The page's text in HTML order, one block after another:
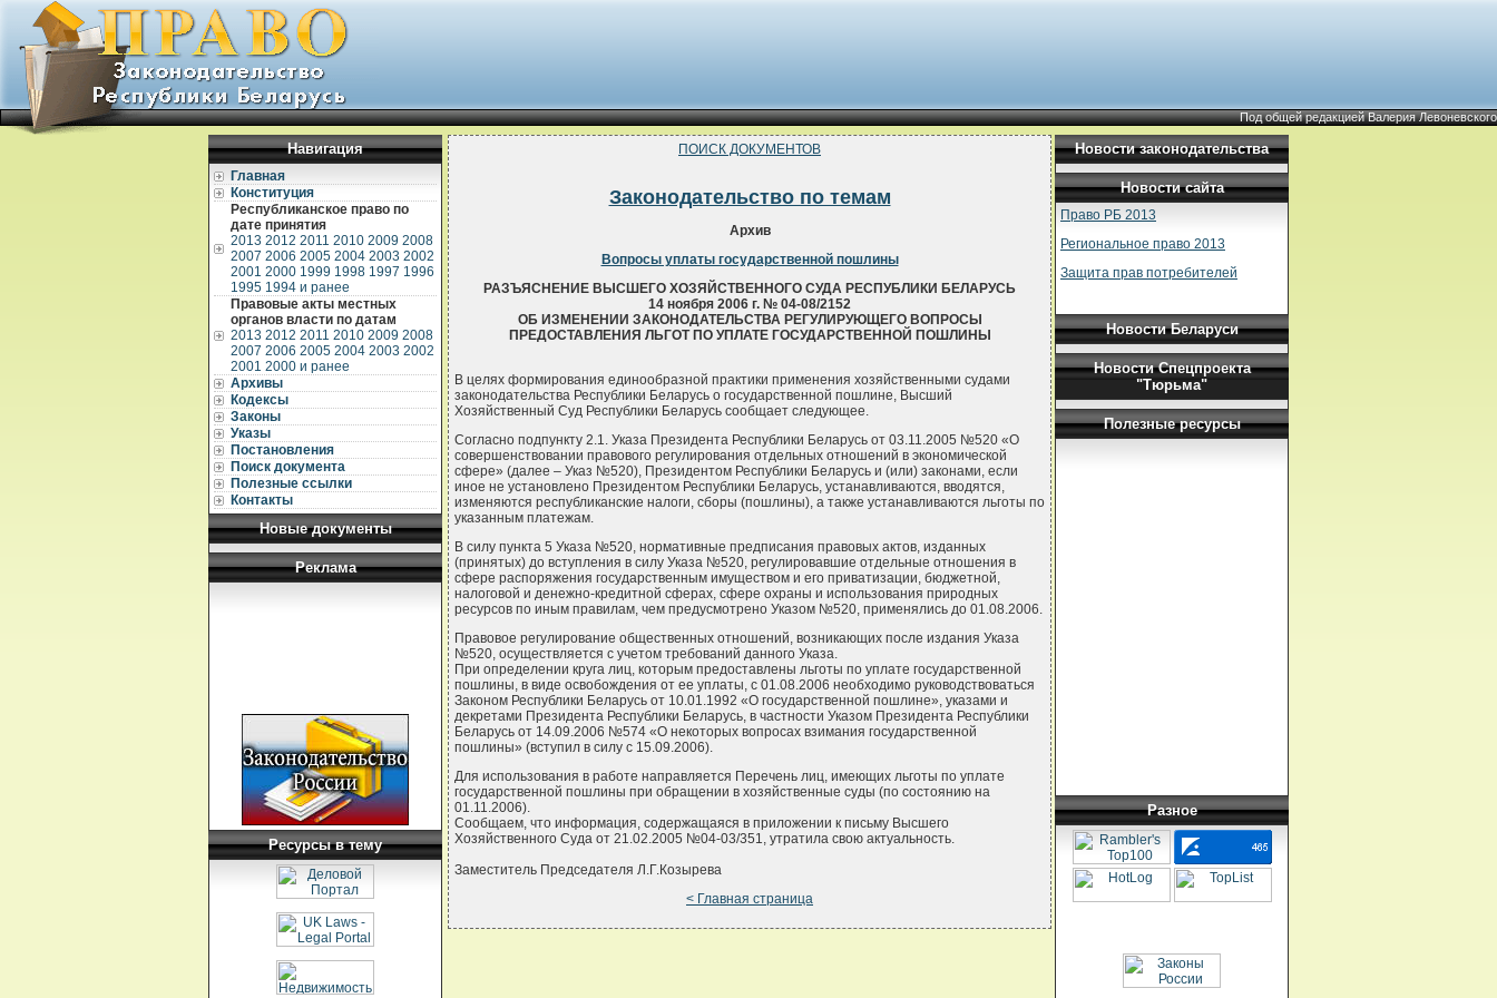
Под общей редакцией Валерия Левоневского
Навигация
Главная
Конституция
Республиканское право по
дате принятия
2013 2012 2011 2010 2009 2008
2007 2006 2005 2004 2003 2002
2001 2000 1999 1998 1997 1996
1995 1994 и ранее
Правовые акты местных
органов власти по датам
2013 2012 2011 2010 2009 2008
2007 2006 2005 2004 2003 2002
2001 2000 и ранее
Архивы
Кодексы
Законы
Указы
Постановления
Поиск документа
Полезные ссылки
Контакты
Новые документы
Реклама
Ресурсы в тему
ПОИСК ДОКУМЕНТОВ
Законодательство по темам
Архив
Вопросы уплаты государственной пошлины
РАЗЪЯСНЕНИЕ ВЫСШЕГО ХОЗЯЙСТВЕННОГО СУДА РЕСПУБЛИКИ БЕЛАРУСЬ
14 ноября 2006 г. № 04-08/2152
ОБ ИЗМЕНЕНИИ ЗАКОНОДАТЕЛЬСТВА РЕГУЛИРУЮЩЕГО ВОПРОСЫ
ПРЕДОСТАВЛЕНИЯ ЛЬГОТ ПО УПЛАТЕ ГОСУДАРСТВЕННОЙ ПОШЛИНЫ
В целях формирования единообразной практики применения хозяйственными судами
законодательства Республики Беларусь о государственной пошлине, Высший
Хозяйственный Суд Республики Беларусь сообщает следующее.
Согласно подпункту 2.1. Указа Президента Республики Беларусь от 03.11.2005 №520 «О
совершенствовании правового регулирования отдельных отношений в экономической
сфере» (далее – Указ №520), Президентом Республики Беларусь и (или) законами, если
иное не установлено Президентом Республики Беларусь, устанавливаются, вводятся,
изменяются республиканские налоги, сборы (пошлины), а также устанавливаются льготы по
указанным платежам.
В силу пункта 5 Указа №520, нормативные предписания правовых актов, изданных
(принятых) до вступления в силу Указа №520, регулировавшие отдельные отношения в
сфере распоряжения государственным имуществом и его приватизации, бюджетной,
налоговой и денежно-кредитной сферах, сфере охраны и использования природных
ресурсов по иным правилам, чем предусмотрено Указом №520, применялись до 01.08.2006.
Правовое регулирование общественных отношений, возникающих после издания Указа
№520, осуществляется с учетом требований данного Указа.
При определении круга лиц, которым предоставлены льготы по уплате государственной
пошлины, в виде освобождения от ее уплаты, с 01.08.2006 необходимо руководствоваться
Законом Республики Беларусь от 10.01.1992 «О государственной пошлине», указами и
декретами Президента Республики Беларусь, в частности Указом Президента Республики
Беларусь от 14.09.2006 №574 «О некоторых вопросах взимания государственной
пошлины» (вступил в силу с 15.09.2006).
Для использования в работе направляется Перечень лиц, имеющих льготы по уплате
государственной пошлины при обращении в хозяйственные суды (по состоянию на
01.11.2006).
Сообщаем, что информация, содержащаяся в приложении к письму Высшего
Хозяйственного Суда от 21.02.2005 №04-03/351, утратила свою актуальность.
Заместитель Председателя Л.Г.Козырева
< Главная страница
Новости законодательства
Новости сайта
Право РБ 2013
Региональное право 2013
Защита прав потребителей
Новости Беларуси
Новости Спецпроекта
"Тюрьма"
Полезные ресурсы
Разное